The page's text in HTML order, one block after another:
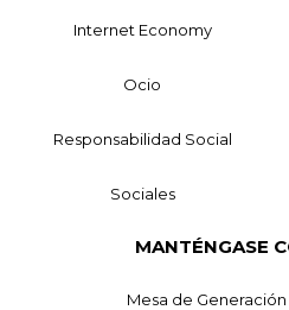
Internet Economy
Ocio
Responsabilidad Social
Sociales
MANTÉNGASE
Mesa de